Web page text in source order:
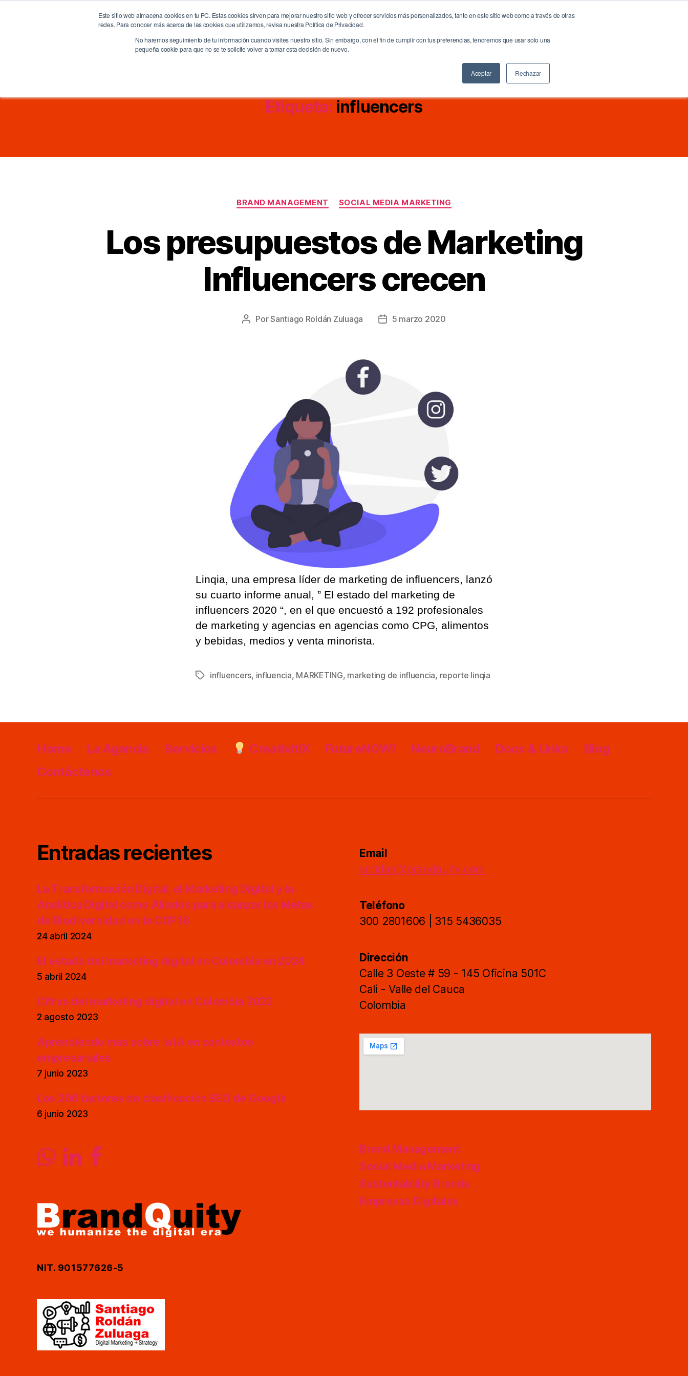
Este sitio web almacena cookies en tu PC. Estas cookies sirven para mejorar nuestro sitio web y ofrecer servicios más personalizados, tanto en este sitio web como a través de otras
redes. Para conocer más acerca de las cookies que utilizamos, revisa nuestra Política de Privacidad.
No haremos seguimiento de tu información cuando visites nuestro sitio. Sin embargo, con el fin de cumplir con tus preferencias, tendremos que usar solo una
pequeña cookie para que no se te solicite volver a tomar esta decisión de nuevo.
Aceptar Rechazar
Home La Agencia Servicios CreativitiX FutureNOW! NeuroBrand
Docs & Links
Blog
Etiqueta: influencers
Categorías
BRAND MANAGEMENT SOCIAL MEDIA MARKETING
Los presupuestos de Marketing
Influencers crecen
Autor
PorSantiago Roldán Zuluaga
Fecha5 marzo 2020
Linqia, una empresa líder de marketing de influencers, lanzó
su cuarto informe anual, ” El estado del marketing de
influencers 2020 “, en el que encuestó a 192 profesionales
de marketing y agencias en agencias como CPG, alimentos
y bebidas, medios y venta minorista.
Etiquetas
influencers, influencia, MARKETING, marketing de influencia, reporte linqia
Home La Agencia Servicios CreativitiX FutureNOW! NeuroBrand Docs & Links
Blog
Contáctenos
Entradas recientes
La Transformación Digital, el Marketing Digital y la
Analítica Digital como Aliados para alcanzar las Metas
de Biodiversidad en la COP16
24 abril 2024
El estado del marketing digital en Colombia en 2024
5 abril 2024
Cifras del marketing digital en Colombia 2022
2 agosto 2023
Aprendiendo más sobre la IA en contextos
empresariales
7 junio 2023
Los 206 factores de clasificación SEO de Google
6 junio 2023
NIT. 901577626-5
Email
sroldan@brandquity.com
Teléfono
300 2801606 | 315 5436035
Dirección
Calle 3 Oeste # 59 - 145 Oficina 501C
Cali - Valle del Cauca
Colombia
Brand Management
Social Media Marketing
Sustentability Brands
Empresas Digitales